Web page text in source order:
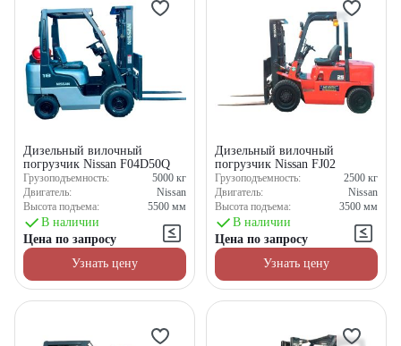
Дизельный вилочный
погрузчик Nissan F04D50Q
Грузоподъемность: 5000 кг
Двигатель:
Nissan
Высота подъема:
5500 мм
В наличии
Цена по запросу
Узнать цену
Дизельный вилочный
погрузчик Nissan FJ02
Грузоподъемность: 2500 кг
Двигатель:
Nissan
Высота подъема:
3500 мм
В наличии
Цена по запросу
Узнать цену